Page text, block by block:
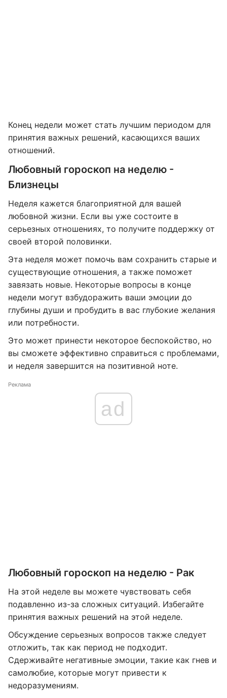
Конец недели может стать лучшим периодом для
принятия важных решений, касающихся ваших
отношений.
Любовный гороскоп на неделю -
Близнецы
Неделя кажется благоприятной для вашей
любовной жизни. Если вы уже состоите в
серьезных отношениях, то получите поддержку от
своей второй половинки.
Эта неделя может помочь вам сохранить старые и
существующие отношения, а также поможет
завязать новые. Некоторые вопросы в конце
недели могут взбудоражить ваши эмоции до
глубины души и пробудить в вас глубокие желания
или потребности.
Это может принести некоторое беспокойство, но
вы сможете эффективно справиться с проблемами,
и неделя завершится на позитивной ноте.
Реклама
ad
Любовный гороскоп на неделю - Рак
На этой неделе вы можете чувствовать себя
подавленно из-за сложных ситуаций. Избегайте
принятия важных решений на этой неделе.
Обсуждение серьезных вопросов также следует
отложить, так как период не подходит.
Сдерживайте негативные эмоции, такие как гнев и
самолюбие, которые могут привести к
недоразумениям.